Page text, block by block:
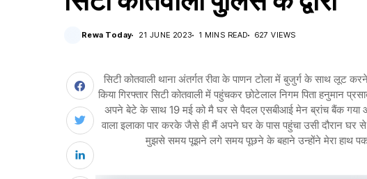
Rewa Today 21 JUNE 2023 1 MINS READ 627 VIEWS
सिटी कोतवाली थाना अंतर्गत रीवा के पाणन टोला में बुजुर्ग के साथ लूट
किया गिरफ्तार सिटी कोतवाली में पहुंचकर छोटेलाल निगम पिता हनुमान
अपने बेटे के साथ 19 मई को मै घर से पैदल एसबीआई मेन ब्रांच बैंक गया
वाला इलाका पार करके जैसे ही मैं अपने घर के पास पहुंचा उसी दौरान
मुझसे समय पूझने लगे समय पूछने के बहाने उन्होंने मेरा हाथ